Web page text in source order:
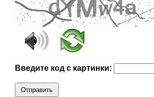
Введите код с картинки:
Отправить